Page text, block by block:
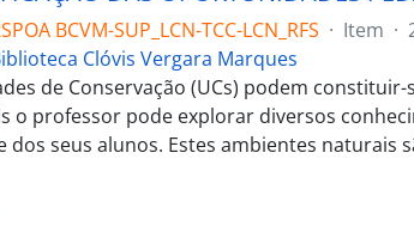
BCVM-SUP_LCN-TCC-LCN_RFS · Item ·
Clóvis Vergara Marques
de Conservação (UCs) podem
o professor pode explorar diversos
dos seus alunos. Estes ambientes naturais